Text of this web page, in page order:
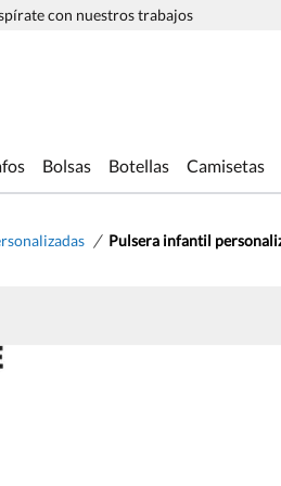
con nuestros trabajos
Bolsas Botellas Camisetas
/ Pulsera infantil